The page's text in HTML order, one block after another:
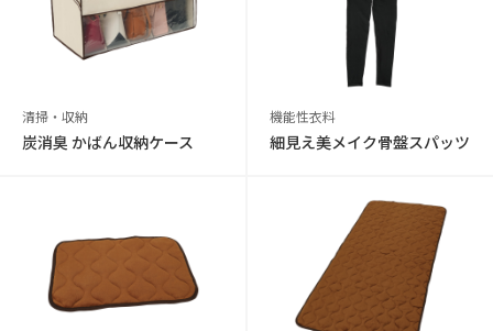
清掃・収納
炭消臭 かばん収納ケース
機能性衣料
細見え美メイク骨盤スパッツ